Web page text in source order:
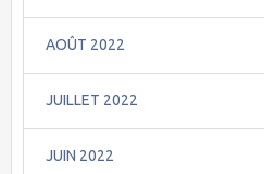
AOÛT 2022
JUILLET 2022
JUIN 2022